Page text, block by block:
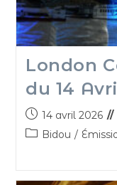
London
du 14
14 avril 2026
Bidou /